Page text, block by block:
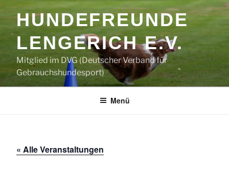
Inhalt
springenHUNDEFREUNDE
LENGERICH E.V.
Mitglied im DVG (Deutscher Verband für
Gebrauchshundesport)
Menü
« Alle Veranstaltungen